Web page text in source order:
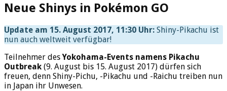
Neue Shinys in Pokémon GO
Update am 15. August 2017, 11:30 Uhr: Shiny-Pikachu ist
nun auch weltweit verfügbar!
Teilnehmer desYokohama-Events namens Pikachu
Outbreak (9. August bis 15. August 2017) dürfen sich
freuen, denn Shiny-Pichu, -Pikachu und -Raichu treiben nun
in Japan ihr Unwesen.